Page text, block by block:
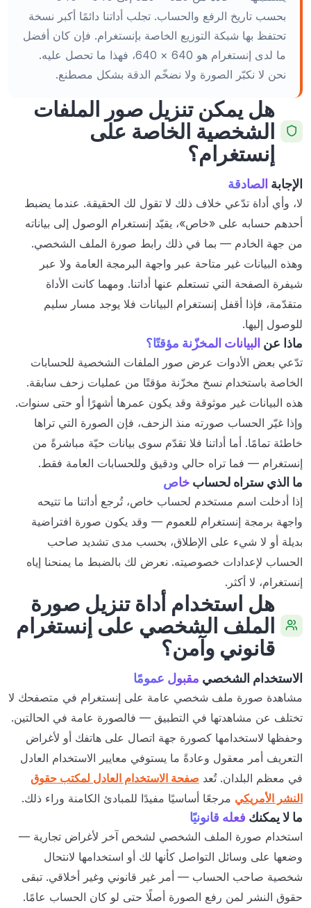
بحسب تاريخ الرفع والحساب. تجلب أداتنا دائمًا أكبر نسخة
تحتفظ بها شبكة التوزيع الخاصة بإنستغرام. فإن كان أفضل
ما لدى إنستغرام هو 640 × 640، فهذا ما تحصل عليه.
نحن لا نكبّر الصورة ولا نضخّم الدقة بشكل مصطنع.
هل يمكن تنزيل صور الملفات
الشخصية الخاصة على
إنستغرام؟
الإجابة الصادقة
لا، وأي أداة تدّعي خلاف ذلك لا تقول لك الحقيقة. عندما يضبط
أحدهم حسابه على «خاص»، يقيّد إنستغرام الوصول إلى بياناته
من جهة الخادم — بما في ذلك رابط صورة الملف الشخصي.
وهذه البيانات غير متاحة عبر واجهة البرمجة العامة ولا عبر
شيفرة الصفحة التي تستعلم عنها أداتنا. ومهما كانت الأداة
متقدّمة، فإذا أقفل إنستغرام البيانات فلا يوجد مسار سليم
للوصول إليها.
ماذا عن البيانات المخزّنة مؤقتًا؟
تدّعي بعض الأدوات عرض صور الملفات الشخصية للحسابات
الخاصة باستخدام نسخ مخزّنة مؤقتًا من عمليات زحف سابقة.
هذه البيانات غير موثوقة وقد يكون عمرها أشهرًا أو حتى سنوات.
وإذا غيّر الحساب صورته منذ الزحف، فإن الصورة التي تراها
خاطئة تمامًا. أما أداتنا فلا تقدّم سوى بيانات حيّة مباشرةً من
إنستغرام — فما تراه حالي ودقيق وللحسابات العامة فقط.
ما الذي ستراه لحساب خاص
إذا أدخلت اسم مستخدم لحساب خاص، تُرجع أداتنا ما تتيحه
واجهة برمجة إنستغرام للعموم — وقد يكون صورة افتراضية
بديلة أو لا شيء على الإطلاق، بحسب مدى تشديد صاحب
الحساب لإعدادات خصوصيته. نعرض لك بالضبط ما يمنحنا إياه
إنستغرام، لا أكثر.
هل استخدام أداة تنزيل صورة
الملف الشخصي على إنستغرام
قانوني وآمن؟
الاستخدام الشخصي مقبول عمومًا
مشاهدة صورة ملف شخصي عامة على إنستغرام في متصفحك لا
تختلف عن مشاهدتها في التطبيق — فالصورة عامة في الحالتين.
وحفظها لاستخدامها كصورة جهة اتصال على هاتفك أو لأغراض
التعريف أمر معقول وعادةً ما يستوفي معايير الاستخدام العادل
في معظم البلدان. تُعد صفحة الاستخدام العادل لمكتب حقوق
النشر الأمريكي مرجعًا أساسيًا مفيدًا للمبادئ الكامنة وراء ذلك.
ما لا يمكنك فعله قانونيًا
استخدام صورة الملف الشخصي لشخص آخر لأغراض تجارية —
وضعها على وسائل التواصل كأنها لك أو استخدامها لانتحال
شخصية صاحب الحساب — أمر غير قانوني وغير أخلاقي. تبقى
حقوق النشر لمن رفع الصورة أصلًا حتى لو كان الحساب عامًا.